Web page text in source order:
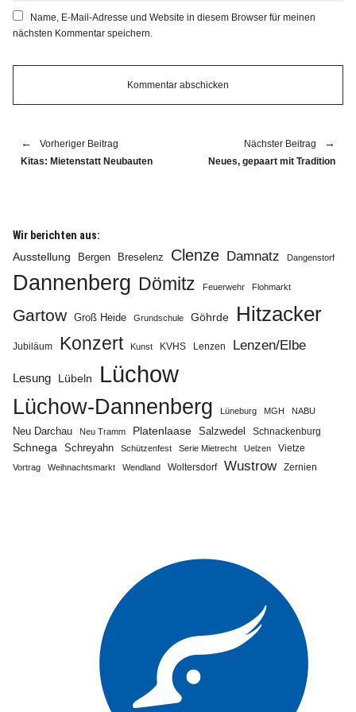
Name, E-Mail-Adresse und Website in diesem Browser für meinen
nächsten Kommentar speichern.
Vorheriger Beitrag
Kitas: Mietenstatt Neubauten
Nächster Beitrag
Neues, gepaart mit Tradition
Wir berichten aus:
Ausstellung
Bergen Breselenz Clenze Damnatz Dangenstorf
Dannenberg Dömitz Feuerwehr Flohmarkt
Gartow Groß Heide Grundschule Göhrde Hitzacker
Jubiläum Konzert Kunst KVHS Lenzen Lenzen/Elbe
Lesung Lübeln Lüchow
Lüchow-Dannenberg Lüneburg MGH NABU
Neu Darchau Neu Tramm Platenlaase Salzwedel Schnackenburg
Schnega Schreyahn Schützenfest Serie Mietrecht Uelzen Vietze
Vortrag Weihnachtsmarkt Wendland Woltersdorf Wustrow Zernien